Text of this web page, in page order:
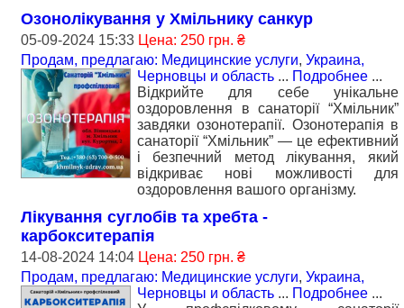
Озонолікування у Хмільнику санкур
05-09-2024 15:33 Цена: 250 грн. ₴
Продам, предлагаю: Медицинские услуги, Украина,
Черновцы и область ... Подробнее ...
Відкрийте для себе унікальне
оздоровлення в санаторії “Хмільник”
завдяки озонотерапії. Озонотерапія в
санаторії “Хмільник” — це ефективний
і безпечний метод лікування, який
відкриває нові можливості для
оздоровлення вашого організму.
Лікування суглобів та хребта -
карбокситерапія
14-08-2024 14:04 Цена: 250 грн. ₴
Продам, предлагаю: Медицинские услуги, Украина,
Черновцы и область ... Подробнее ...